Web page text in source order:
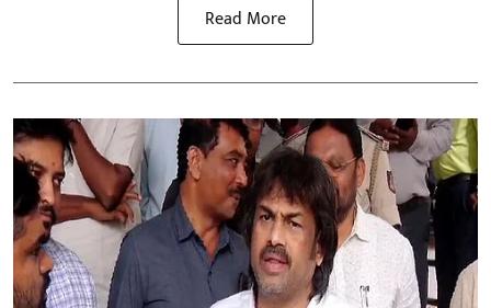
Read More